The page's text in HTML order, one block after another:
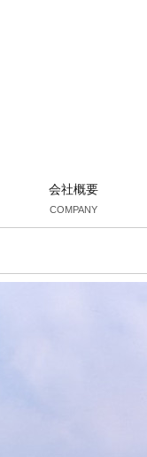
会社概要
COMPANY